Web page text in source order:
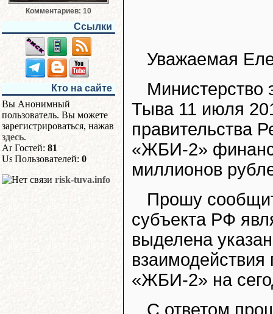
Комментариев: 10
Ссылки
Кто на сайте
Вы Анонимный
пользователь. Вы можете
зарегистрироваться, нажав
здесь.
Гостей: 81
Пользователей: 0
risk-tuva.info
Уважаемая
Министерство
Тыва 11 июля
правительства
«ЖБИ-2»
миллионов
Прошу
субъекта РФ
выделена
«ЖБИ-2» на
С ответом